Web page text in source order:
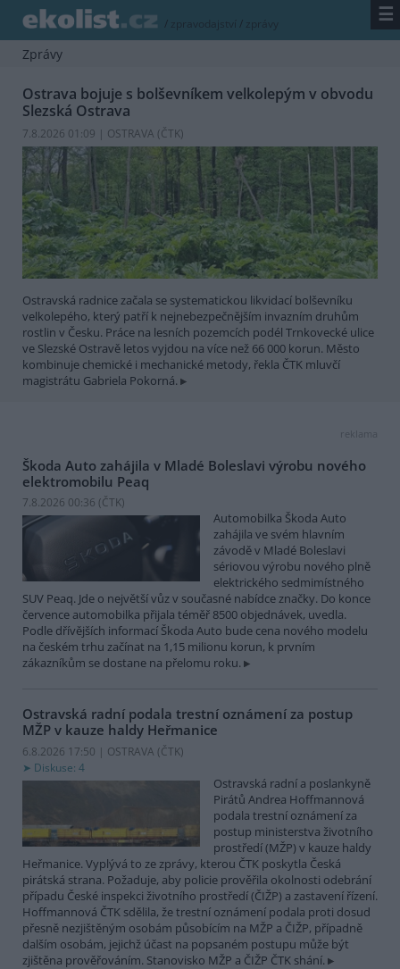
/ zpravodajství / zprávy ☰
Zprávy
Ostrava bojuje s bolševníkem velkolepým v obvodu
Slezská Ostrava
7.8.2026 01:09 | OSTRAVA (ČTK)
Ostravská radnice začala se systematickou likvidací bolševníku
velkolepého, který patří k nejnebezpečnějším invazním druhům
rostlin v Česku. Práce na lesních pozemcích podél Trnkovecké ulice
ve Slezské Ostravě letos vyjdou na více než 66 000 korun. Město
kombinuje chemické i mechanické metody, řekla ČTK mluvčí
magistrátu Gabriela Pokorná.
reklama
Škoda Auto zahájila v Mladé Boleslavi výrobu nového
elektromobilu Peaq
7.8.2026 00:36 (ČTK)
Automobilka Škoda Auto
zahájila ve svém hlavním
závodě v Mladé Boleslavi
sériovou výrobu nového plně
elektrického sedmimístného
SUV Peaq. Jde o největší vůz v současné nabídce značky. Do konce
července automobilka přijala téměř 8500 objednávek, uvedla.
Podle dřívějších informací Škoda Auto bude cena nového modelu
na českém trhu začínat na 1,15 milionu korun, k prvním
zákazníkům se dostane na přelomu roku.
Ostravská radní podala trestní oznámení za postup
MŽP v kauze haldy Heřmanice
6.8.2026 17:50 | OSTRAVA (ČTK)
Diskuse: 4
Ostravská radní a poslankyně
Pirátů Andrea Hoffmannová
podala trestní oznámení za
postup ministerstva životního
prostředí (MŽP) v kauze haldy
Heřmanice. Vyplývá to ze zprávy, kterou ČTK poskytla Česká
pirátská strana. Požaduje, aby policie prověřila okolnosti odebrání
případu České inspekci životního prostředí (ČIŽP) a zastavení řízení.
Hoffmannová ČTK sdělila, že trestní oznámení podala proti dosud
přesně nezjištěným osobám působícím na MŽP a ČIŽP, případně
dalším osobám, jejichž účast na popsaném postupu může být
zjištěna prověřováním. Stanovisko MŽP a ČIŽP ČTK shání.